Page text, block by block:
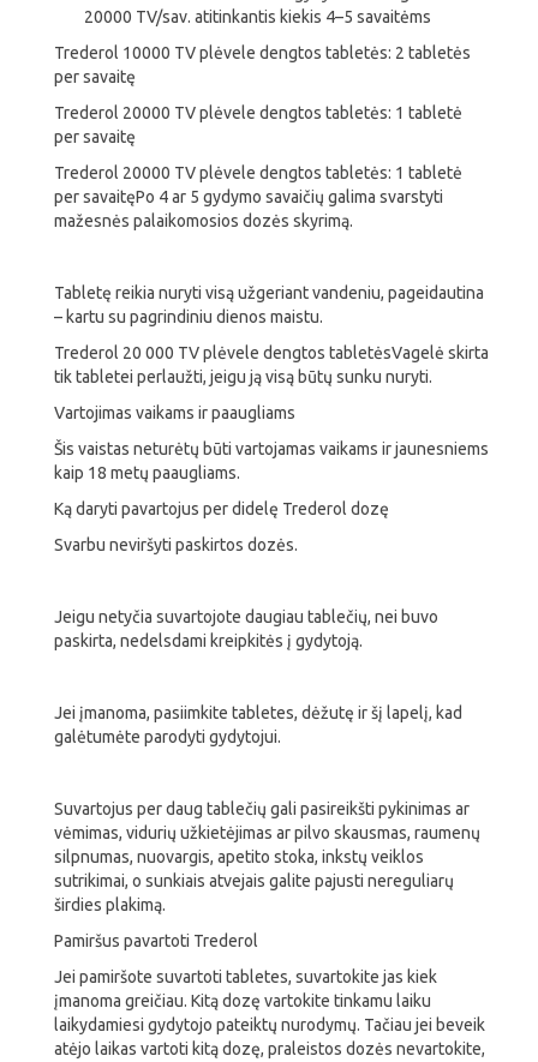
20000 TV/sav. atitinkantis kiekis 4–5 savaitėms
Trederol 10000 TV plėvele dengtos tabletės: 2 tabletės
per savaitę
Trederol 20000 TV plėvele dengtos tabletės: 1 tabletė
per savaitę
Trederol 20000 TV plėvele dengtos tabletės: 1 tabletė
per savaitęPo 4 ar 5 gydymo savaičių galima svarstyti
mažesnės palaikomosios dozės skyrimą.
Tabletę reikia nuryti visą užgeriant vandeniu, pageidautina
– kartu su pagrindiniu dienos maistu.
Trederol 20 000 TV plėvele dengtos tabletėsVagelė skirta
tik tabletei perlaužti, jeigu ją visą būtų sunku nuryti.
Vartojimas vaikams ir paaugliams
Šis vaistas neturėtų būti vartojamas vaikams ir jaunesniems
kaip 18 metų paaugliams.
Ką daryti pavartojus per didelę Trederol dozę
Svarbu neviršyti paskirtos dozės.
Jeigu netyčia suvartojote daugiau tablečių, nei buvo
paskirta, nedelsdami kreipkitės į gydytoją.
Jei įmanoma, pasiimkite tabletes, dėžutę ir šį lapelį, kad
galėtumėte parodyti gydytojui.
Suvartojus per daug tablečių gali pasireikšti pykinimas ar
vėmimas, vidurių užkietėjimas ar pilvo skausmas, raumenų
silpnumas, nuovargis, apetito stoka, inkstų veiklos
sutrikimai, o sunkiais atvejais galite pajusti nereguliarų
širdies plakimą.
Pamiršus pavartoti Trederol
Jei pamiršote suvartoti tabletes, suvartokite jas kiek
įmanoma greičiau. Kitą dozę vartokite tinkamu laiku
laikydamiesi gydytojo pateiktų nurodymų. Tačiau jei beveik
atėjo laikas vartoti kitą dozę, praleistos dozės nevartokite,